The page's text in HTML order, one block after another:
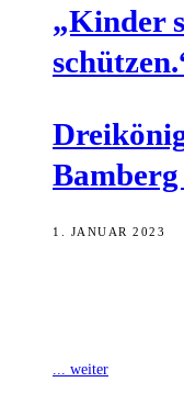
„Kin­der
1. JANUAR 2023
... weiter